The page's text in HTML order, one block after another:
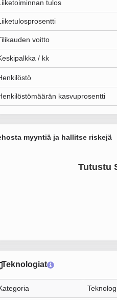
tulos
voitto
/ kk
kasvuprosentti
myyntiä ja hallitse riskejä
Tutustu
Teknologiat